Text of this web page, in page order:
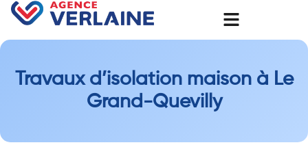
Travaux d’isolation maison à Le
Grand-Quevilly